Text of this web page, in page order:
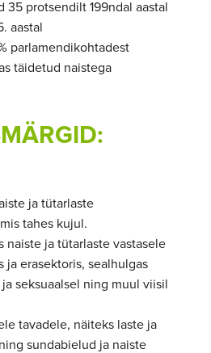
35 protsendilt 199ndal aastal
aastal
parlamendikohtadest
täidetud naistega
ja tütarlaste
tahes kujul.
naiste ja tütarlaste vastasele
ja erasektoris, sealhulgas
seksuaalsel ning muul viisil
tavadele, näiteks laste ja
sundabielud ja naiste